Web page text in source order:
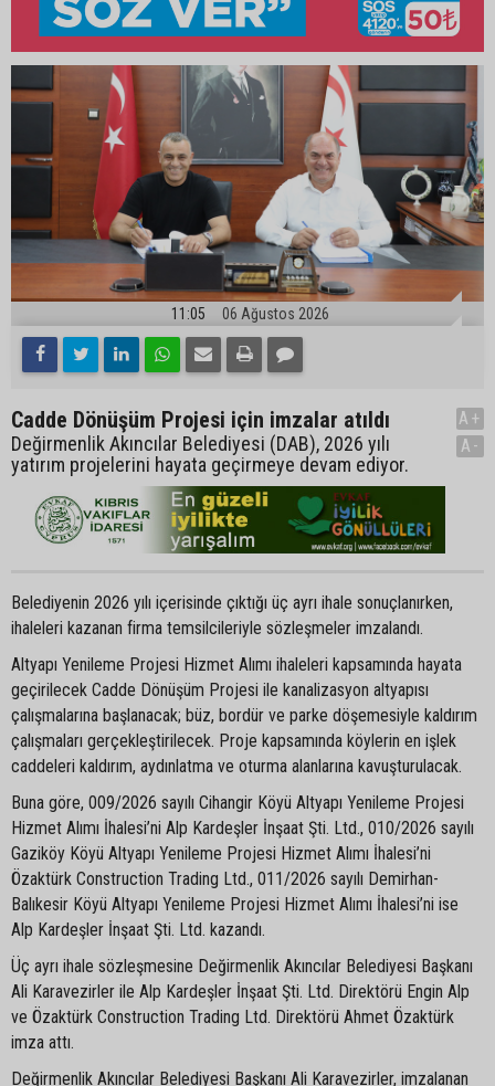
11:05 06 Ağustos 2026
Cadde Dönüşüm Projesi için imzalar atıldı
Değirmenlik Akıncılar Belediyesi (DAB), 2026 yılı
yatırım projelerini hayata geçirmeye devam ediyor.
A+
A-
Belediyenin 2026 yılı içerisinde çıktığı üç ayrı ihale sonuçlanırken,
ihaleleri kazanan firma temsilcileriyle sözleşmeler imzalandı.
Altyapı Yenileme Projesi Hizmet Alımı ihaleleri kapsamında hayata
geçirilecek Cadde Dönüşüm Projesi ile kanalizasyon altyapısı
çalışmalarına başlanacak; büz, bordür ve parke döşemesiyle kaldırım
çalışmaları gerçekleştirilecek. Proje kapsamında köylerin en işlek
caddeleri kaldırım, aydınlatma ve oturma alanlarına kavuşturulacak.
Buna göre, 009/2026 sayılı Cihangir Köyü Altyapı Yenileme Projesi
Hizmet Alımı İhalesi’ni Alp Kardeşler İnşaat Şti. Ltd., 010/2026 sayılı
Gaziköy Köyü Altyapı Yenileme Projesi Hizmet Alımı İhalesi’ni
Özaktürk Construction Trading Ltd., 011/2026 sayılı Demirhan-
Balıkesir Köyü Altyapı Yenileme Projesi Hizmet Alımı İhalesi’ni ise
Alp Kardeşler İnşaat Şti. Ltd. kazandı.
Üç ayrı ihale sözleşmesine Değirmenlik Akıncılar Belediyesi Başkanı
Ali Karavezirler ile Alp Kardeşler İnşaat Şti. Ltd. Direktörü Engin Alp
ve Özaktürk Construction Trading Ltd. Direktörü Ahmet Özaktürk
imza attı.
Değirmenlik Akıncılar Belediyesi Başkanı Ali Karavezirler, imzalanan